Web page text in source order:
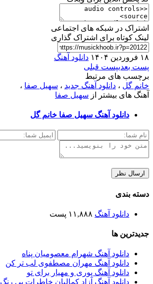
اشتراک در شبکه های اجتماعی
لینک کوتاه برای اشتراک گذاری
۱۸ فروردین ۱۴۰۴
دانلود آهنگ
پست بعدیپست قبلی
برچسب های مرتبط
خانم گل ، دانلود آهنگ جدید ، سهیل صفا ،
آهنگ های بیشتر از سهیل صفا
دانلود آهنگ سهیل صفا خانم گل
دسته بندی
دانلود آهنگ ۱۱,۸۸۸ پست
جدیدترین ها
دانلود آهنگ شهرام معصومیان پناه
دانلود آهنگ مهران مصطفوی لب تر کن
دانلود آهنگ پوری و مهیار برای تو
دانلود آهنگ آزاد کمالیان خاطرات بی رنگ